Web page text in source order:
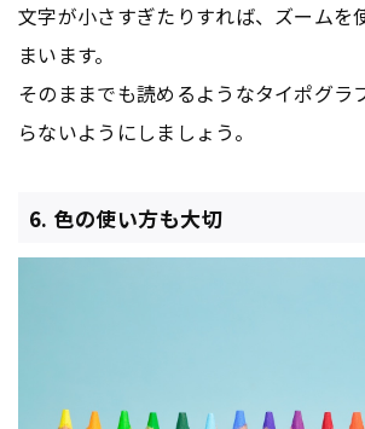
文字が小さすぎたりすれば、ズームを
まいます。
そのままでも読めるようなタイポグラ
らないようにしましょう。
6. 色の使い方も大切